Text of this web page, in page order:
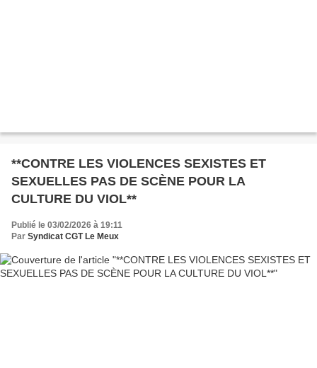
**CONTRE LES VIOLENCES SEXISTES ET
SEXUELLES PAS DE SCÈNE POUR LA
CULTURE DU VIOL**
Publié le 03/02/2026 à 19:11
Par Syndicat CGT Le Meux